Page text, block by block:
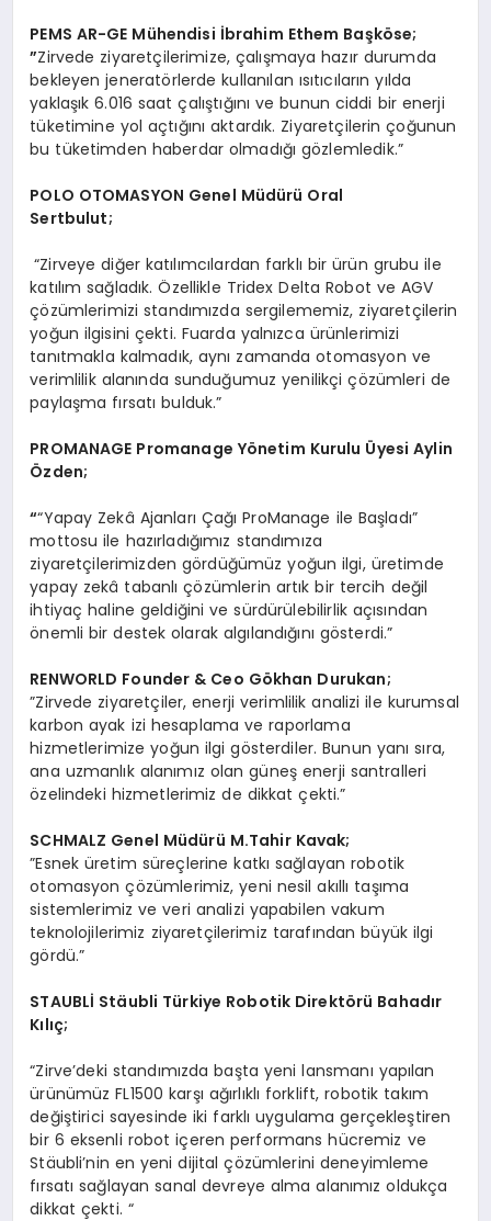
PEMS AR-GE Mühendisi İbrahim Ethem Başköse;
”Zirvede ziyaretçilerimize, çalışmaya hazır durumda
bekleyen jeneratörlerde kullanılan ısıtıcıların yılda
yaklaşık 6.016 saat çalıştığını ve bunun ciddi bir enerji
tüketimine yol açtığını aktardık. Ziyaretçilerin çoğunun
bu tüketimden haberdar olmadığı gözlemledik.”
POLO OTOMASYON Genel Müdürü Oral
Sertbulut;
“Zirveye diğer katılımcılardan farklı bir ürün grubu ile
katılım sağladık. Özellikle Tridex Delta Robot ve AGV
çözümlerimizi standımızda sergilememiz, ziyaretçilerin
yoğun ilgisini çekti. Fuarda yalnızca ürünlerimizi
tanıtmakla kalmadık, aynı zamanda otomasyon ve
verimlilik alanında sunduğumuz yenilikçi çözümleri de
paylaşma fırsatı bulduk.”
PROMANAGE Promanage Yönetim Kurulu Üyesi Aylin
Özden;
““Yapay Zekâ Ajanları Çağı ProManage ile Başladı”
mottosu ile hazırladığımız standımıza
ziyaretçilerimizden gördüğümüz yoğun ilgi, üretimde
yapay zekâ tabanlı çözümlerin artık bir tercih değil
ihtiyaç haline geldiğini ve sürdürülebilirlik açısından
önemli bir destek olarak algılandığını gösterdi.”
RENWORLD Founder & Ceo Gökhan Durukan;
”Zirvede ziyaretçiler, enerji verimlilik analizi ile kurumsal
karbon ayak izi hesaplama ve raporlama
hizmetlerimize yoğun ilgi gösterdiler. Bunun yanı sıra,
ana uzmanlık alanımız olan güneş enerji santralleri
özelindeki hizmetlerimiz de dikkat çekti.”
SCHMALZ Genel Müdürü M.Tahir Kavak;
”Esnek üretim süreçlerine katkı sağlayan robotik
otomasyon çözümlerimiz, yeni nesil akıllı taşıma
sistemlerimiz ve veri analizi yapabilen vakum
teknolojilerimiz ziyaretçilerimiz tarafından büyük ilgi
gördü.”
STAUBLİ Stäubli Türkiye Robotik Direktörü Bahadır
Kılıç;
“Zirve’deki standımızda başta yeni lansmanı yapılan
ürünümüz FL1500 karşı ağırlıklı forklift, robotik takım
değiştirici sayesinde iki farklı uygulama gerçekleştiren
bir 6 eksenli robot içeren performans hücremiz ve
Stäubli’nin en yeni dijital çözümlerini deneyimleme
fırsatı sağlayan sanal devreye alma alanımız oldukça
dikkat çekti. “